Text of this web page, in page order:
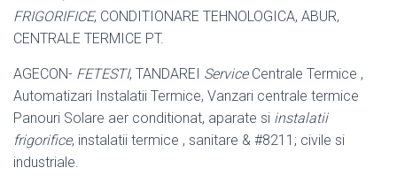
FRIGORIFICE, CONDITIONARE TEHNOLOGICA, ABUR,
CENTRALE TERMICE PT.
AGECON- FETESTI, TANDAREI ServiceCentrale Termice ,
Automatizari Instalatii Termice, Vanzari centrale termice
Panouri Solare aer conditionat, aparate si instalatii
frigorifice, instalatii termice , sanitare & #8211; civile si
industriale.